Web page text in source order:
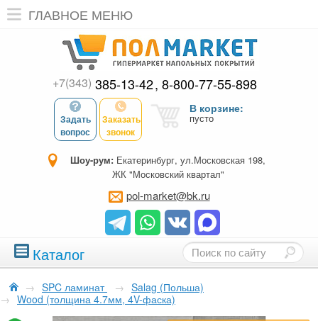
ГЛАВНОЕ МЕНЮ
+7(343) 385-13-42 8-800-77-55-898
Задать
вопрос
Заказать
звонок
В корзине:
пусто
Шоу-рум: Екатеринбург, ул.Московская 198,
ЖК "Московский квартал"
pol-market@bk.ru
Каталог
→ SPC ламинат → Salag (Польша)
→ Wood (толщина 4.7мм, 4V-фаска)